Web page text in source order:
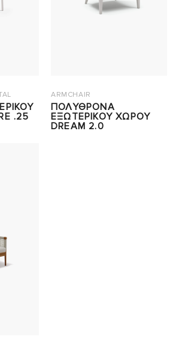
.25
ARMCHAIR
ΠΟΛΥΘΡΟΝΑ
ΕΞΩΤΕΡΙΚΟΥ ΧΩΡΟΥ
DREAM 2.0